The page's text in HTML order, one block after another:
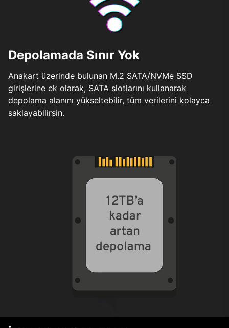
Depolamada Sınır Yok
Anakart üzerinde bulunan M.2 SATA/NVMe SSD
girişlerine ek olarak, SATA slotlarını kullanarak
depolama alanını yükseltebilir, tüm verilerini kolayca
saklayabilirsin.